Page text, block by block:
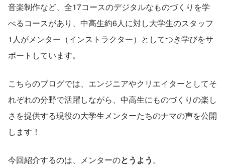
音楽制作など、全17コースのデジタルなものづくりを学
べるコースがあり、中高生約6人に対し大学生のスタッフ
1人がメンター（インストラクター）としてつき学びをサ
ポートしています。
こちらのブログでは、エンジニアやクリエイターとしてそ
れぞれの分野で活躍しながら、中高生にものづくりの楽し
さを提供する現役の大学生メンターたちのナマの声を公開
します！
今回紹介するのは、メンターのとうよう。